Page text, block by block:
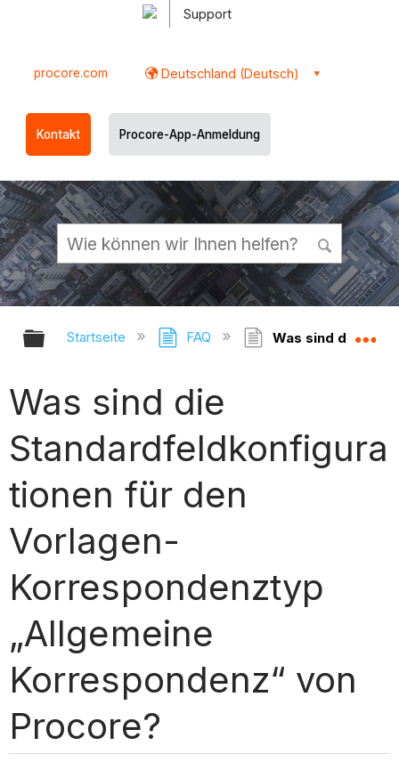
Support
procore.com Deutschland (Deutsch)
Kontakt Procore-App-Anmeldung
Globale Hierarchie auf- und
Startseite FAQ Was sind die
Was sind die
Standardfeldkonfigura
tionen für den
Vorlagen-
Korrespondenztyp
„Allgemeine
Korrespondenz“ von
Procore?